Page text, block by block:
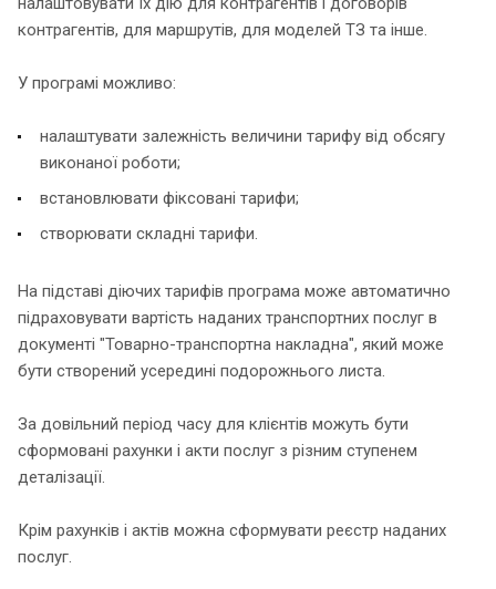
контрагентів, для маршрутів, для моделей ТЗ та інше.
У програмі можливо:
налаштувати залежність величини тарифу від обсягу
виконаної роботи;
встановлювати фіксовані тарифи;
створювати складні тарифи.
На підставі діючих тарифів програма може автоматично
підраховувати вартість наданих транспортних послуг в
документі "Товарно-транспортна накладна", який може
бути створений усередині подорожнього листа.
За довільний період часу для клієнтів можуть бути
сформовані рахунки і акти послуг з різним ступенем
деталізації.
Крім рахунків і актів можна сформувати реєстр наданих
послуг.